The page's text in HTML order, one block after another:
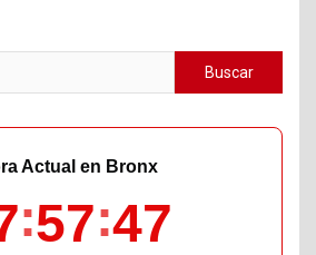
Actual en Bronx
57 48